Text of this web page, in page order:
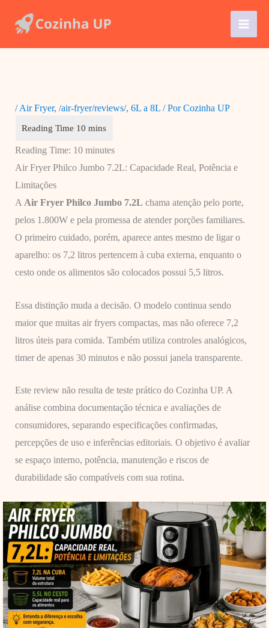
para
/Air Fryer, /air-fryer/reviews/, 6L a 8L/ PorCozinha UP
Reading Time: 10 minutes
Air Fryer Philco Jumbo 7.2L: Capacidade Real, Potência e
Limitações
A Air Fryer Philco Jumbo 7.2L chama atenção pelo porte,
pelos 1.800W e pela promessa de atender porções familiares.
O primeiro cuidado, porém, aparece antes mesmo de ligar o
aparelho: os 7,2 litros pertencem à cuba externa, enquanto o
cesto onde os alimentos são colocados possui 5,5 litros.
Essa distinção muda a decisão. O modelo continua sendo
maior que muitas air fryers compactas, mas não oferece 7,2
litros úteis para comida. Também utiliza controles analógicos,
timer de apenas 30 minutos e não possui janela transparente.
Este review não resulta de teste prático do Cozinha UP. A
análise combina documentação técnica e avaliações de
consumidores, separando especificações confirmadas,
percepções de uso e inferências editoriais. O objetivo é avaliar
se espaço interno, potência, manutenção e riscos de
durabilidade são compatíveis com sua rotina.